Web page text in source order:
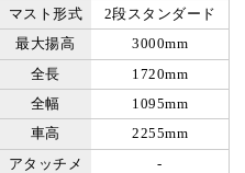
マスト形式
2段スタンダード
最大揚高
3000mm
全長
1720mm
全幅
1095mm
車高
2255mm
アタッチメ
-